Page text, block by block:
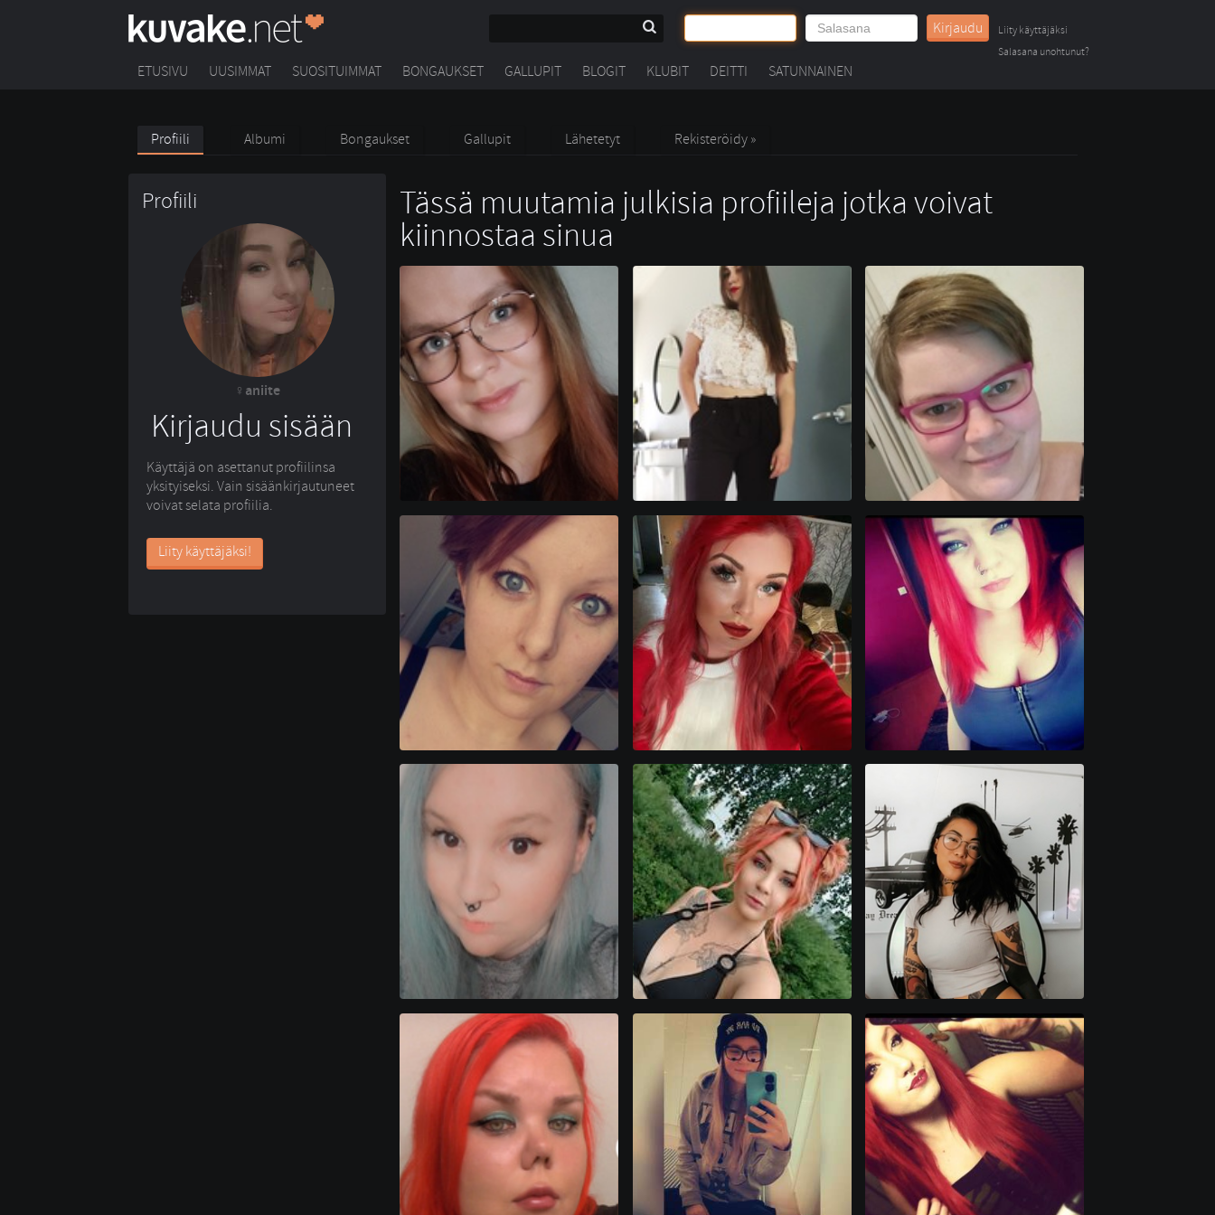
Kirjaudu
Liity käyttäjäksi
Salasana unohtunut?
ETUSIVU UUSIMMAT SUOSITUIMMAT BONGAUKSET GALLUPIT BLOGIT KLUBIT DEITTI SATUNNAINEN
Profiili Albumi Bongaukset Gallupit Lähetetyt Rekisteröidy »
Profiili
aniite
Kirjaudu sisään
Käyttäjä on asettanut profiilinsa
yksityiseksi. Vain sisäänkirjautuneet
voivat selata profiilia.
Liity käyttäjäksi!
Tässä muutamia julkisia profiileja jotka voivat
kiinnostaa sinua